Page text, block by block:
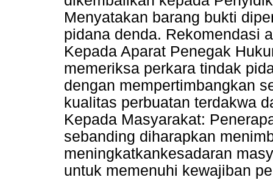
Menyatakan barang bukti
pidana denda. Rekomendasi
Kepada Aparat Penegak
memeriksa perkara tindak
dengan mempertimbangkan
kualitas perbuatan terdakwa
Kepada Masyarakat:
sebanding diharapkan
meningkatkankesadaran
untuk memenuhi kewajiban